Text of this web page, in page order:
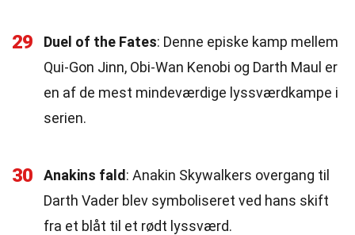
29 Duel of the Fates: Denne episke kamp mellem
Qui-Gon Jinn, Obi-Wan Kenobi og Darth Maul er
en af de mest mindeværdige lyssværdkampe i
serien.
30 Anakins fald : Anakin Skywalkers overgang til
Darth Vader blev symboliseret ved hans skift
fra et blåt til et rødt lyssværd.